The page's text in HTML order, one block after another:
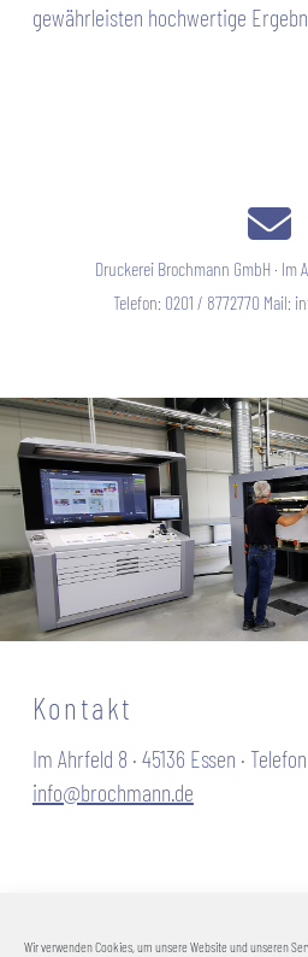
Wir verwenden Cookies, um unsere Website und unseren
gewährleisten hochwertige
Druckerei Brochmann GmbH · Im
Telefon: 0201 / 8772770 Mail:
Kontakt
Im Ahrfeld 8 · 45136 Essen ·
info@brochmann.de